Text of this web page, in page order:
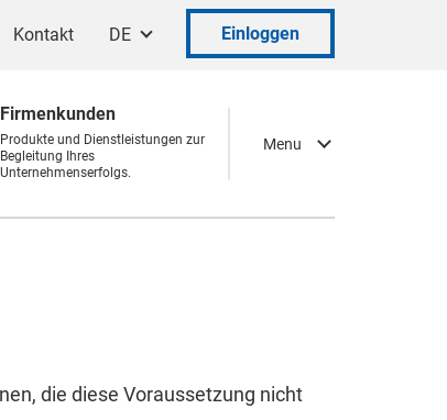
Kontakt DE Einloggen
Menu
Firmenkunden
Produkte und Dienstleistungen zur
Begleitung Ihres
Unternehmenserfolgs.
die diese Voraussetzung nicht